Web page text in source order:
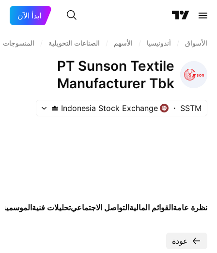
ابدأ الآن
الأسواق أندونيسيا الأسهم الصناعات التحويلية المنسوجات
PT Sunson Textile
Manufacturer Tbk
SSTM
Indonesia Stock Exchange
نظرة عامةالقوائم الماليةالتواصل الاجتماعيتحليلات فنيةالموسمية
عودة